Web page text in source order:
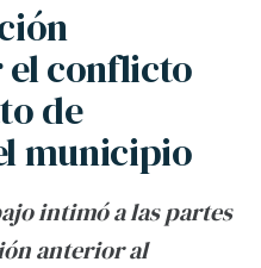
conflicto
de
municipio
intimó a las partes
anterior al